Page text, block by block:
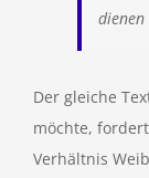
dienen
Der gleiche
möchte,
Verhältnis